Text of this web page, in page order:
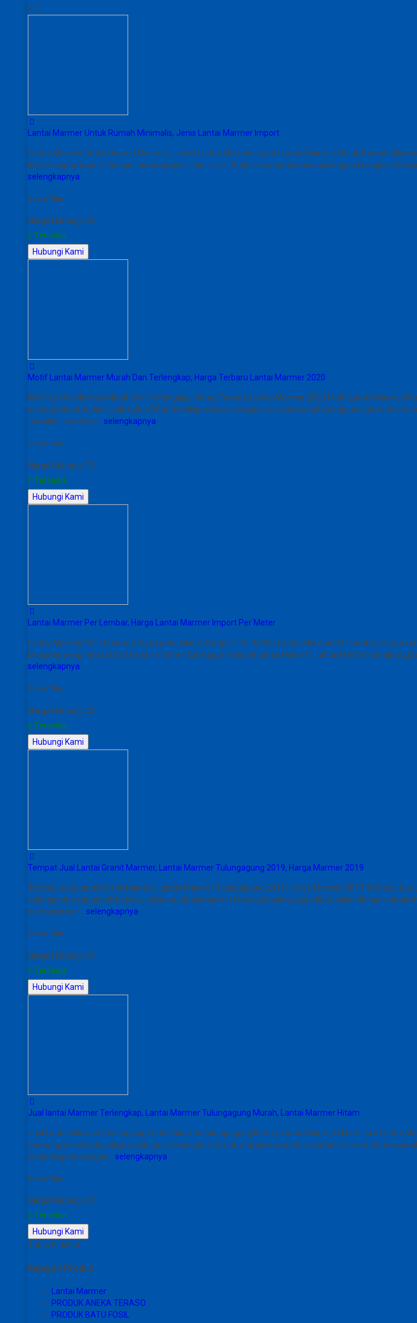
Lantai Marmer Untuk Rumah Minimalis, Jenis Lantai Marmer Import
Lantai Marmer Untuk Rumah Minimalis, Jenis Lantai Marmer Import Lantai Marmer Untuk Rumah
lokal maupun import dengan berbagai jenis dan corak. Anda bisa memilih sesuai dengan keinginan hati
selengkapnya
Share This :
Harga Hubungi CS
Tersedia
Hubungi Kami
Motif Lantai Marmer Murah Dan Terlengkap, Harga Terbaru Lantai Marmer 2020
Motif Lantai Marmer Murah Dan Terlengkap, Harga Terbaru Lantai Marmer 2020 Motif Lantai Marmer
sebagai lantai sudah sejak tahun 90an. Meskipun sejak kerajaan romawi sudah menggunakan lantai
tampilan coraknya… selengkapnya
Share This :
Harga Hubungi CS
Tersedia
Hubungi Kami
Lantai Marmer Per Lembar, Harga Lantai Marmer Import Per Meter
Lantai Marmer Per Lembar, Harga Lantai Marmer Import Per Meter Lantai Marmer Per Lembar,
kerajinan yang terbuat dari bahan marmer kami juga menjual Lantai Marmer. Lantai Marmer sendiri
selengkapnya
Share This :
Harga Hubungi CS
Tersedia
Hubungi Kami
Tempat Jual Lantai Granit Marmer, Lantai Marmer Tulungagung 2019, Harga Marmer 2019
Tempat Jual Lantai Granit Marmer, Lantai Marmer Tulungagung 2019, Harga Marmer 2019 Tempat
tulungagung sangatlah banyak jenisnya, lantai marmer lokal kualitasnya juga tidak kalah dengan
sampai grade… selengkapnya
Share This :
Harga Hubungi CS
Tersedia
Hubungi Kami
Jual lantai Marmer Terlengkap, Lantai Marmer Tulungagung Murah, Lantai Marmer Hitam
Jual Lantai Marmer Terlengkap, Lantai Marmer tulungagung Murah, Lantai Marmer Hitam Jual Lantai
memang selalu menjadi primadona di kalangan elite untuk di jadikan interior rumah mereka. Karena
dibandingkan dengan… selengkapnya
Share This :
Harga Hubungi CS
Tersedia
Hubungi Kami
Tutup Sidebar
Kategori Produk
Lantai Marmer
PRODUK ANEKA TERASO
PRODUK BATU FOSIL